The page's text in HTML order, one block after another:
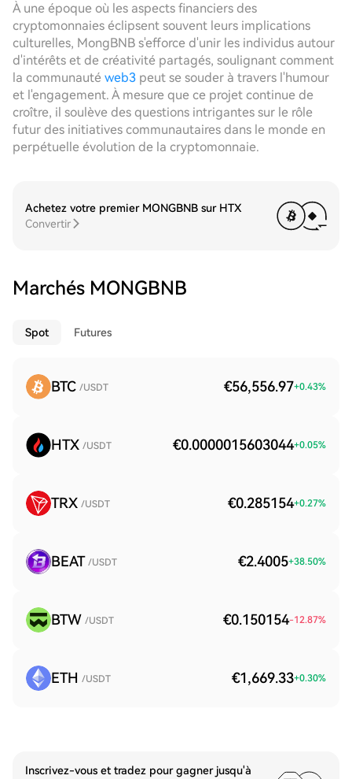
À une époque où les aspects financiers des
cryptomonnaies éclipsent souvent leurs implications
culturelles, MongBNB s'efforce d'unir les individus autour
d'intérêts et de créativité partagés, soulignant comment
la communauté web3 peut se souder à travers l'humour
et l'engagement. À mesure que ce projet continue de
croître, il soulève des questions intrigantes sur le rôle
futur des initiatives communautaires dans le monde en
perpétuelle évolution de la cryptomonnaie.
Achetez votre premier MONGBNB sur HTX
Convertir
Marchés MONGBNB
Spot Futures
BTC /USDT €56,556.97+0.43%
HTX /USDT €0.0000015603044+0.05%
TRX /USDT €0.285154+0.27%
BEAT /USDT €2.4005+38.50%
BTW /USDT €0.150154-12.87%
ETH /USDT €1,669.33+0.30%
Inscrivez-vous et tradez pour gagner jusqu'à